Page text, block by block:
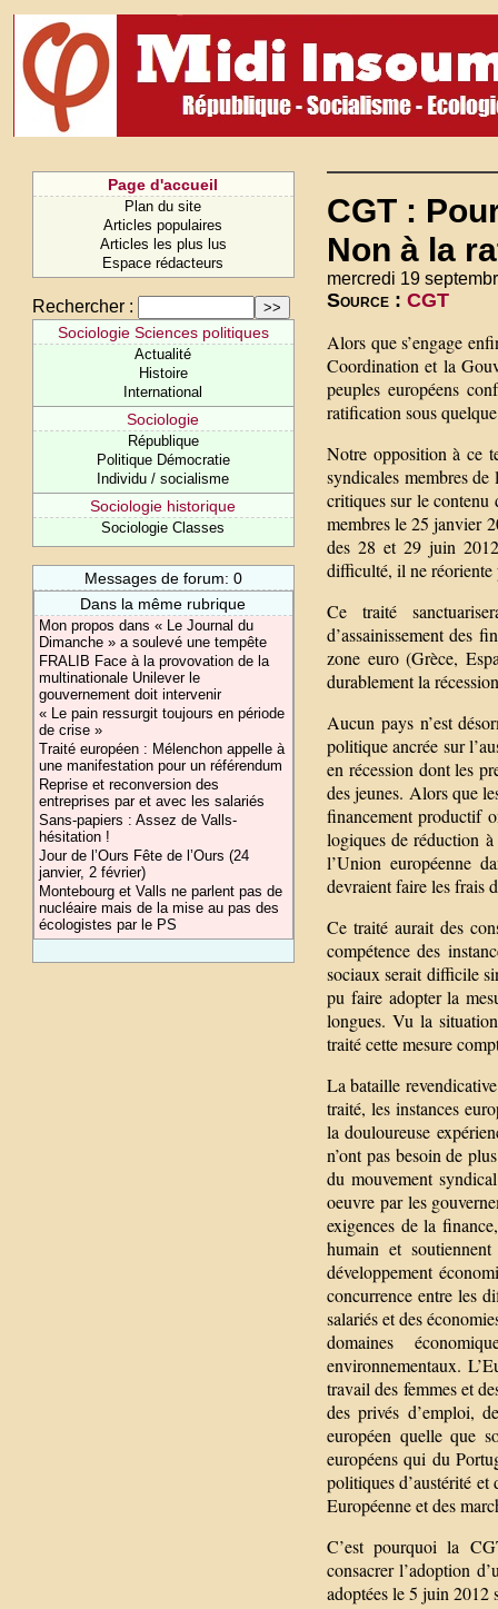
Page d'accueil
Plan du site
Articles populaires
Articles les plus lus
Espace rédacteurs
Rechercher :
Sociologie Sciences politiques
Actualité
Histoire
International
Sociologie
République
Politique Démocratie
Individu / socialisme
Sociologie historique
Sociologie Classes
Messages de forum: 0
Dans la même rubrique
Mon propos dans « Le Journal du
Dimanche » a soulevé une tempête
FRALIB Face à la provovation de la
multinationale Unilever le
gouvernement doit intervenir
« Le pain ressurgit toujours en période
de crise »
Traité européen : Mélenchon appelle à
une manifestation pour un référendum
Reprise et reconversion des
entreprises par et avec les salariés
Sans-papiers : Assez de Valls-
hésitation !
Jour de l’Ours Fête de l’Ours (24
janvier, 2 février)
Montebourg et Valls ne parlent pas de
nucléaire mais de la mise au pas des
écologistes par le PS
CGT :
Non à la
mercredi 19
Source : CGT
Alors que s’engage
Coordination et la
peuples européens
ratification sous
Notre opposition à ce
syndicales membres
critiques sur le contenu
membres le 25 janvier
des 28 et 29 juin
difficulté, il ne réoriente
Ce traité
d’assainissement des
zone euro (Grèce,
durablement la
Aucun pays n’est
politique ancrée sur
en récession dont les
des jeunes. Alors que
financement productif
logiques de réduction
l’Union européenne
devraient faire les frais
Ce traité aurait des
compétence des
sociaux serait difficile
pu faire adopter la
longues. Vu la
traité cette mesure
La bataille
traité, les instances
la douloureuse
n’ont pas besoin de
du mouvement
oeuvre par les
exigences de la
humain et
développement
concurrence entre les
salariés et des
domaines
environnementaux.
travail des femmes et
des privés d’emploi,
européen quelle que
européens qui du
politiques d’austérité
Européenne et des
C’est pourquoi la
consacrer l’adoption
adoptées le 5 juin 2012